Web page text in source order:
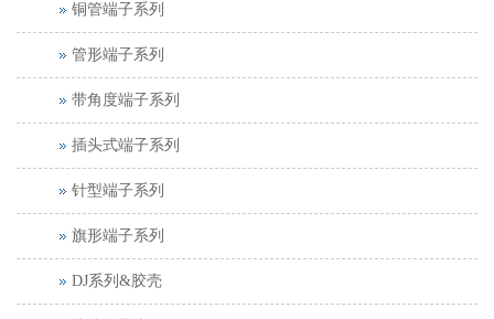
铜管端子系列
管形端子系列
带角度端子系列
插头式端子系列
针型端子系列
旗形端子系列
DJ系列&胶壳